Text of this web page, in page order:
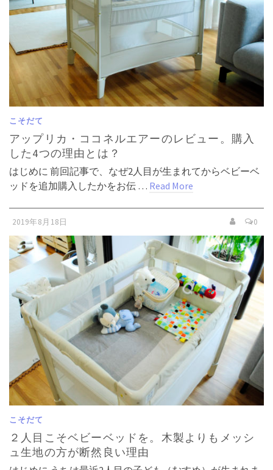
こそだて
アップリカ・ココネルエアーのレビュー。購入
した4つの理由とは？
はじめに 前回記事で、なぜ2人目が生まれてからベビーベ
ッドを追加購入したかをお伝 … Read More
2019年8月18日 0
こそだて
２人目こそベビーベッドを。木製よりもメッシ
ュ生地の方が断然良い理由